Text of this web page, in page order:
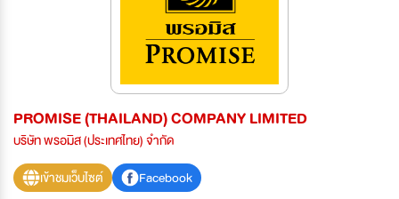
PROMISE (THAILAND) COMPANY LIMITED
บริษัท พรอมิส (ประเทศไทย) จำกัด
เข้าชมเว็บไซต์
Facebook